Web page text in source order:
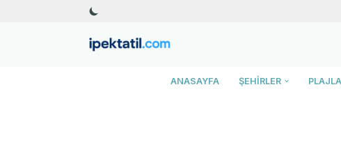
ANASAYFA ŞEHIRLER